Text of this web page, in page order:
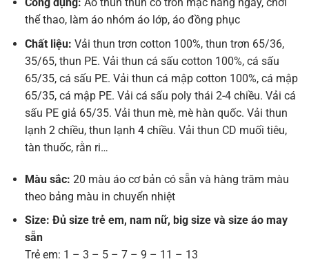
Công dụng: Áo thun thun cổ tròn mặc hằng ngày, chơi
thể thao, làm áo nhóm áo lớp, áo đồng phục
Chất liệu: Vải thun trơn cotton 100%, thun trơn 65/36,
35/65, thun PE. Vải thun cá sấu cotton 100%, cá sấu
65/35, cá sấu PE. Vải thun cá mập cotton 100%, cá mập
65/35, cá mập PE. Vải cá sấu poly thái 2-4 chiều. Vải cá
sấu PE giả 65/35. Vải thun mè, mè hàn quốc. Vải thun
lạnh 2 chiều, thun lạnh 4 chiều. Vải thun CD muối tiêu,
tàn thuốc, rằn ri…
Màu sắc: 20 màu áo cơ bản có sẵn và hàng trăm màu
theo bảng màu in chuyển nhiệt
Size: Đủ size trẻ em, nam nữ, big size và size áo may
sẵn
Trẻ em: 1 – 3 – 5 – 7 – 9 – 11 – 13